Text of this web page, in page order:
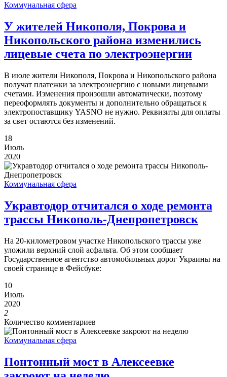
Коммунальная сфера
У жителей Никополя, Покрова и
Никопольского района изменились
лицевые счета по электроэнергии
В июле жители Никополя, Покрова и Никопольского района
получат платежки за электроэнергию с новыми лицевыми
счетами. Изменения произошли автоматически, поэтому
переоформлять документы и дополнительно обращаться к
электропоставщику YASNO не нужно. Реквизиты для оплаты
за свет остаются без изменений.
18
Июль
2020
Коммунальная сфера
Укравтодор отчитался о ходе ремонта
трассы Никополь-Днепропетровск
На 20-километровом участке Никопольского трассы уже
уложили верхний слой асфальта. Об этом сообщает
Государственное агентство автомобильных дорог Украины на
своей странице в Фейсбуке:
10
Июль
2020
2
Количество комментариев
Коммунальная сфера
Понтонный мост в Алексеевке